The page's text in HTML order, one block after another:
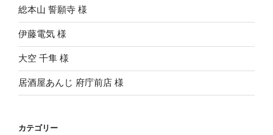
ン
総本山 誓願寺 様
伊藤電気 様
大空 千隼 様
居酒屋あんじ 府庁前店 様
カテゴリー